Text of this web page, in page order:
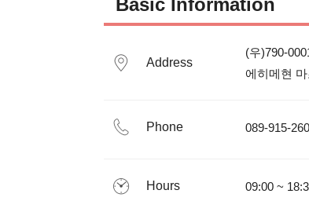
Address
(우)790-
Phone 089-915-
Hours 09:00 ~